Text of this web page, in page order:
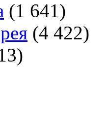
(1 641)
(4 422)